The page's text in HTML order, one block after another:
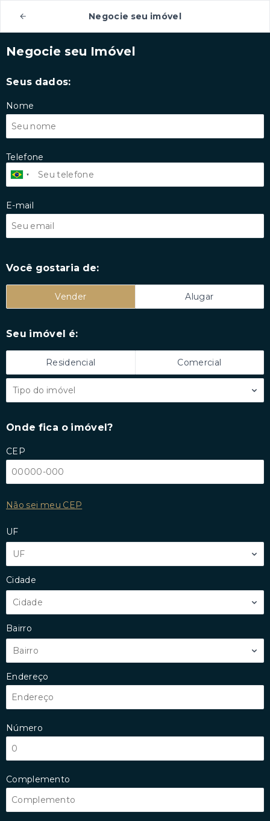
Negocie seu imóvel
Negocie seu Imóvel
Seus dados:
Nome
Telefone
E-mail
Você gostaria de:
Vender Alugar
Seu imóvel é:
Residencial Comercial
Tipo do imóvel
Onde fica o imóvel?
CEP
Não sei meu CEP
UF
UF
Cidade
Cidade
Bairro
Bairro
Endereço
Número
Complemento